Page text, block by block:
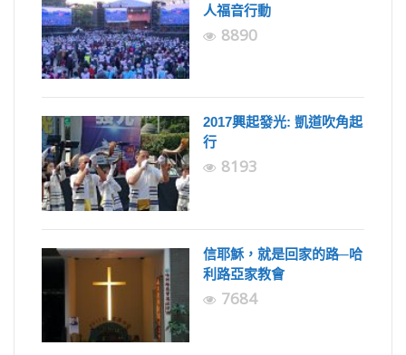
人福音行動
8890
2017興起發光: 凱道吹角起
行
8193
信耶穌，就是回家的路─哈
利路亞家教會
7684